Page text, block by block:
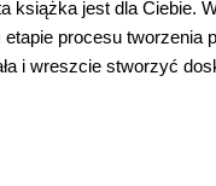
książka jest dla
procesu
i wreszcie stworzyć